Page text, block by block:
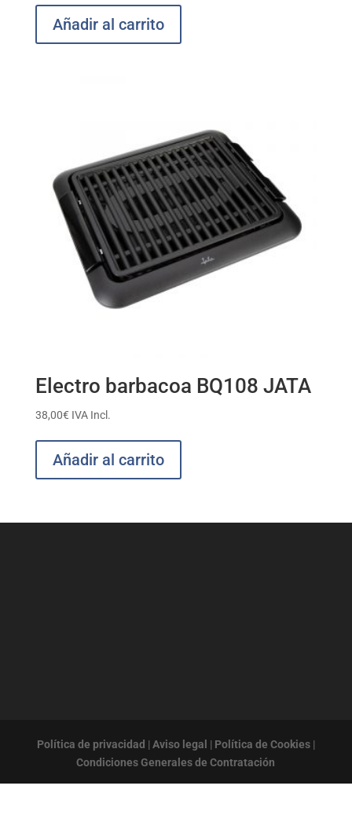
Añadir al carrito
Electro barbacoa BQ108 JATA
38,00€ IVA Incl.
Añadir al carrito
Política de privacidad | Aviso legal | Política de Cookies|
Condiciones Generales de Contratación